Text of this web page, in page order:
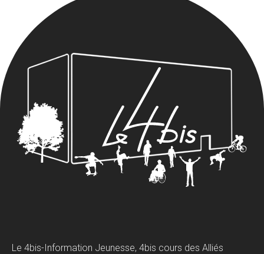
Le 4bis-Information Jeunesse, 4bis cours des Alliés